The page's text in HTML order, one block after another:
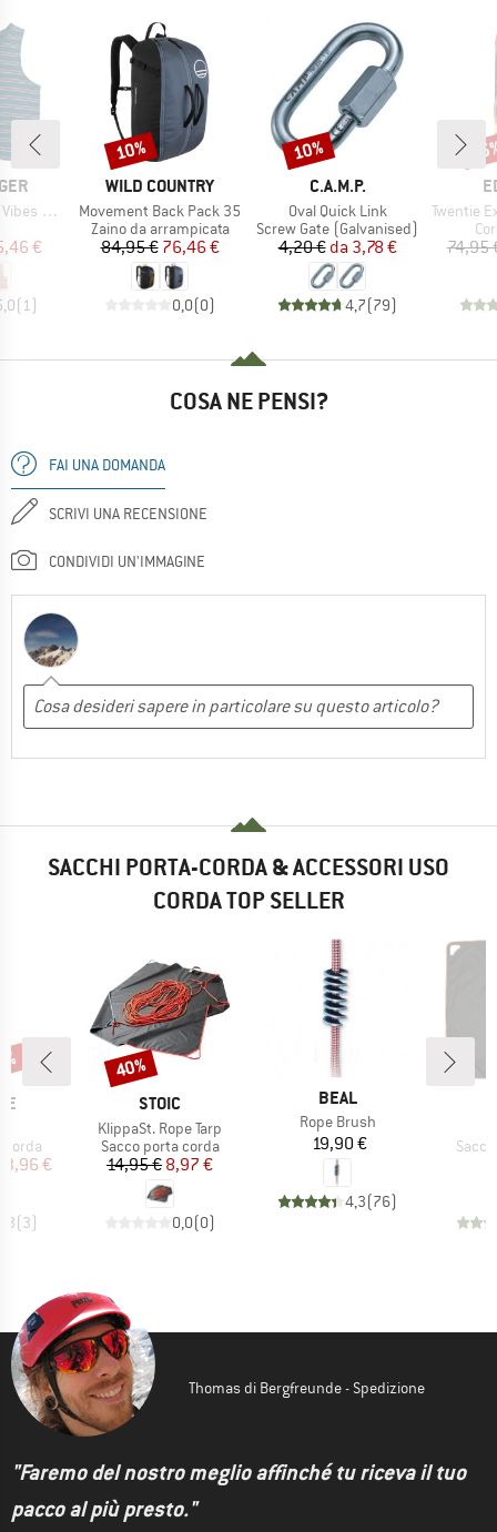
Vest
di prodotti
ridotto
€
(1 )
MARCHIO
WILD COUNTRY
Articolo
Movement Back Pack 35
Gruppo di prodotti
Zaino da arrampicata
Prezzo
84,95 €Prezzo ridotto
76,46 €
0,0(0)
Sconto
10%
MARCHIO
C.A.M.P.
Articolo
Oval Quick Link
Gruppo di prodotti
Screw Gate (Galvanised)
Prezzo
4,20 € Prezzo ridotto
da 3,78 €
4,7(79)
Sconto
10%
Articolo
Twentie
74,95
COSA NE PENSI?
FAI UNA DOMANDA
SCRIVI UNA RECENSIONE
CONDIVIDI UN'IMMAGINE
SACCHI PORTA-CORDA & ACCESSORI USO
CORDA TOP SELLER
corda
ridotto
€
(3)
MARCHIO
STOIC
Articolo
KlippaSt. Rope Tarp
Gruppo di prodotti
Sacco porta corda
Prezzo
14,95 €Prezzo ridotto
8,97 €
0,0(0)
Sconto
40%
MARCHIO
BEAL
Articolo
Rope Brush
Prezzo
19,90 €
4,3(76)
Thomas di Bergfreunde - Spedizione
"Faremo del nostro meglio affinché tu riceva il tuo
pacco al più presto."